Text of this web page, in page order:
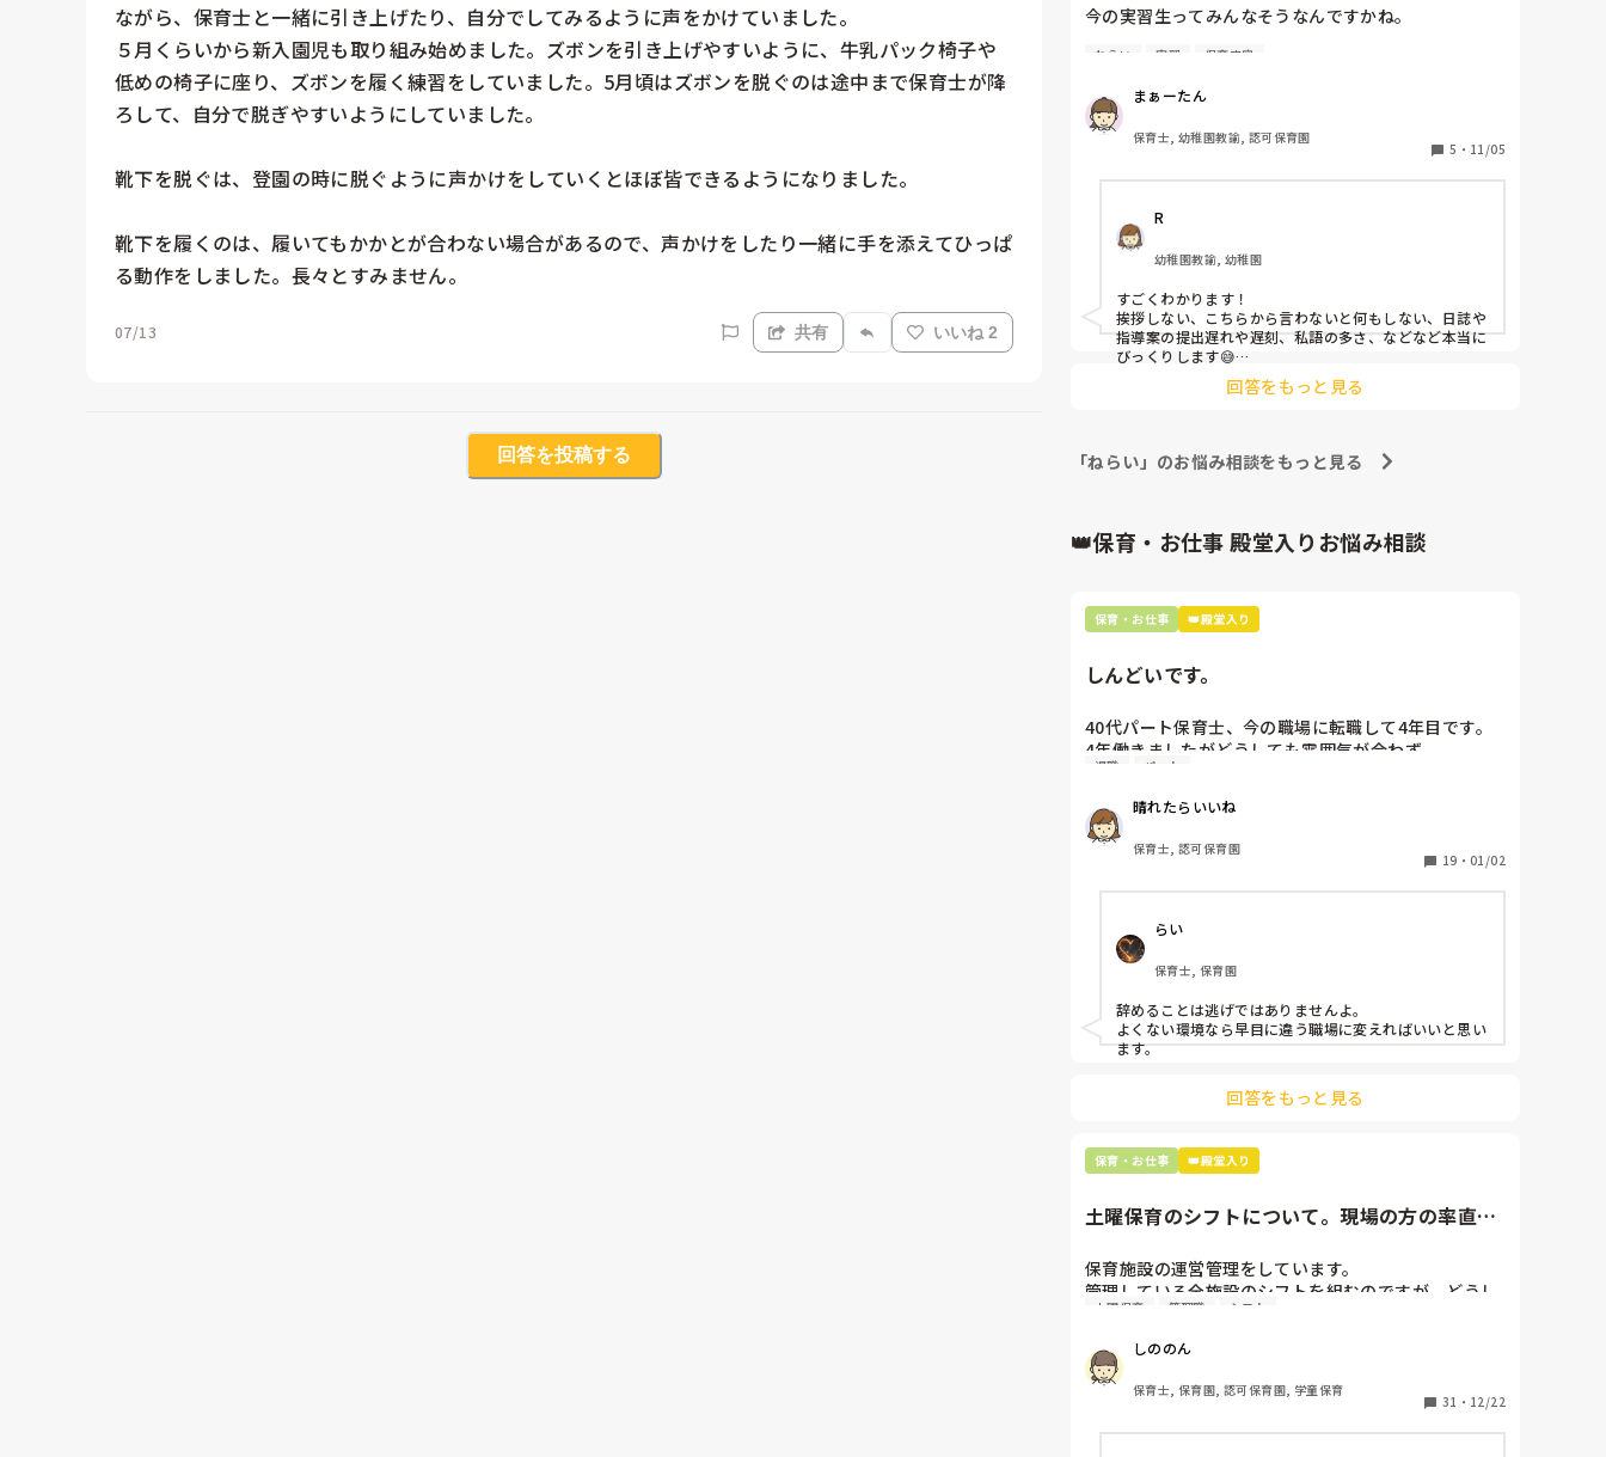
ながら、保育士と一緒に引き上げたり、自分でしてみるように声をかけていました。
５月くらいから新入園児も取り組み始めました。ズボンを引き上げやすいように、牛乳パック椅子や
低めの椅子に座り、ズボンを履く練習をしていました。5月頃はズボンを脱ぐのは途中まで保育士が降
ろして、自分で脱ぎやすいようにしていました。
靴下を脱ぐは、登園の時に脱ぐように声かけをしていくとほぼ皆できるようになりました。
靴下を履くのは、履いてもかかとが合わない場合があるので、声かけをしたり一緒に手を添えてひっぱ
る動作をしました。長々とすみません。
07/13 共有 いいね 2
回答を投稿する
今の実習生ってみんなそうなんですかね。
・挨拶はしない
・何をしたらいいか聞きに来ない
また実習生が自己紹介をする時に「〇〇先生って呼ん
でください」って言う言葉にモヤってしまうのは、流
ねらい 実習 保育内容
まぁーたん
保育士, 幼稚園教諭, 認可保育園
5 ・ 11/05
R
幼稚園教諭, 幼稚園
すごくわかります！
挨拶しない、こちらから言わないと何もしない、日誌や
指導案の提出遅れや遅刻、私語の多さ、などなど本当に
びっくりします😅
私の園では先生たちは苗字で○○先生と呼ぶ決まりがあ
こちらが訂正しても、、、という感じです💦
障りのない様なことしか言いませんが正直気になるなー
ってことが多い気がします。
回答をもっと見る
「ねらい」のお悩み相談をもっと見る
👑保育・お仕事 殿堂入りお悩み相談
保育・お仕事 👑殿堂入り
しんどいです。
40代パート保育士、今の職場に転職して4年目です。
4年働きましたがどうしても雰囲気が合わず
退職しようと思っています。
周りの職員は、勤続10年以上から何十年という先生が
ほとんどです。
保護者子どもの愚痴悪口が多く、
子どもの前でも
仕方ないよね
もう何も言わずに
子どもの言いなりになればいいんだね
などいう意見で…
上の先生に相談することは難しそうです。
正直苦しい。
辞めることは逃げ、と、過去辞めた人も何年も言われ
続けています
退職 パート
晴れたらいいね
保育士, 認可保育園
19 ・ 01/02
らい
保育士, 保育園
辞めることは逃げではありませんよ。
よくない環境なら早目に違う職場に変えればいいと思い
ます。
回答をもっと見る
保育・お仕事 👑殿堂入り
土曜保育のシフトについて。現場の方の率直な
保育施設の運営管理をしています。
管理している全施設のシフトを組むのですが、どうし
ても土曜保育だけは入れる方が少なく、いつも苦労し
応募の段階では皆、月1〜2回の土曜出勤があることに
同意して入職しているはずですが、いざ勤務が始まる
と一日も土曜出勤が出来ない方ばかりです。
土曜保育 管理職 シフト
しののん
保育士, 保育園, 認可保育園, 学童保育
31 ・ 12/22